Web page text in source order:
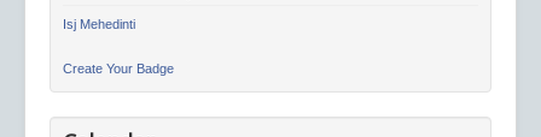
Isj Mehedinti
Create Your Badge